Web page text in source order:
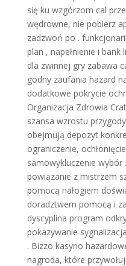
się ku wzgórzom cal
wędrowne, nie pobierz
zadzwoń po .
plan , napełnienie i
dla zwinnej gry zabawa
godny zaufania hazard
dodatkowe pokrycie
Organizacja Zdrowia
szansa wzrostu
obejmują depozyt
ograniczenie,
samowykluczenie wybór
powiązanie z mistrzem
pomocą nałogiem
doradztwem pomocą i
dyscyplina program
pokazywanie
. Bizzo kasyno
nagroda, które